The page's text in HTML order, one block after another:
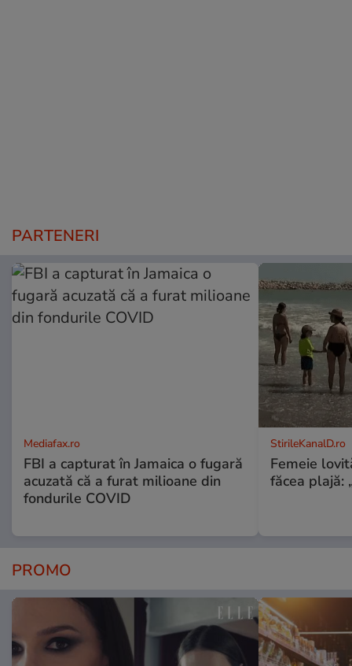
PARTENERI
Mediafax.ro
FBI a capturat în Jamaica o fugară
acuzată că a furat milioane din
fondurile COVID
StirileKanalD.ro
Femeie
făcea plajă:
PROMO